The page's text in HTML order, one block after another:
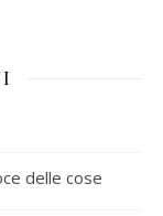
delle cose